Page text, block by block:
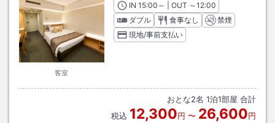
客室
INチェックイン
15:00 ～ | OUT チェックアウト
～12:00
ダブル
食事なし
禁煙
現地/事前支払い
おとな2名 1泊1部屋 合計
税込 12,300円 〜 26,600円